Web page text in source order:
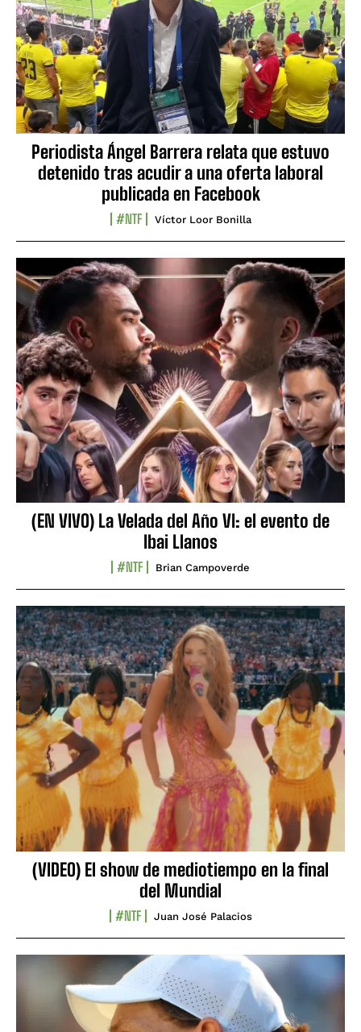
Periodista Ángel Barrera relata que estuvo
detenido tras acudir a una oferta laboral
publicada en Facebook
#NTF Víctor Loor Bonilla
(EN VIVO) La Velada del Año VI: el evento de
Ibai Llanos
#NTF Brian Campoverde
(VIDEO) El show de mediotiempo en la final
del Mundial
#NTF Juan José Palacios